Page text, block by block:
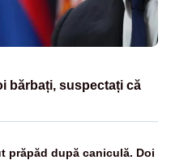
bărbați, suspectați că
prăpăd după caniculă. Doi